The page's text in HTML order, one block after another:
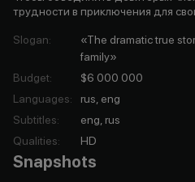
трудности в приключения для
Slogan:
«The dramatic true
family»
Budget:
$6 000 000
Languages:
rus, eng
Subtitles:
eng, rus
Qualities: HD
Snapshots